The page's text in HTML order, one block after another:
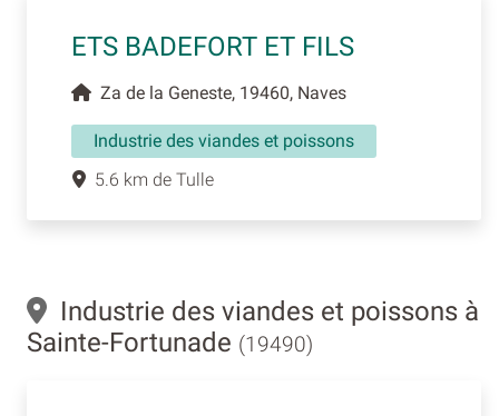
ETS BADEFORT ET FILS
Za de la Geneste, 19460, Naves
Industrie des viandes et poissons
5.6 km de Tulle
Industrie des viandes et poissons à
Sainte-Fortunade (19490)